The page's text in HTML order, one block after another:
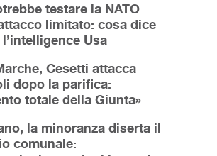
testare la NATO
limitato: cosa dice
Usa
Cesetti attacca
dopo la parifica:
totale della Giunta»
la minoranza diserta il
comunale: